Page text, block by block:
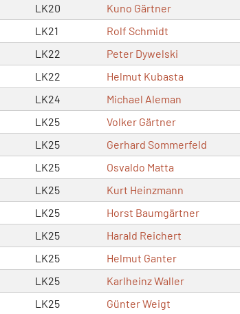
LK20 Kuno Gärtner
LK21 Rolf Schmidt
LK22 Peter Dywelski
LK22 Helmut Kubasta
LK24 Michael Aleman
LK25 Volker Gärtner
LK25 Gerhard Sommerfeld
LK25 Osvaldo Matta
LK25 Kurt Heinzmann
LK25 Horst Baumgärtner
LK25 Harald Reichert
LK25 Helmut Ganter
LK25 Karlheinz Waller
LK25 Günter Weigt